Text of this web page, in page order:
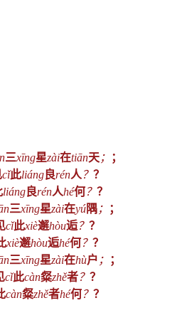
三xīng星zài在tiān天； ；
cǐ此liáng良rén人 ？ ？
liáng良rén人hé何？ ？
三xīng星zài在yú隅； ；
cǐ此xiè邂hòu逅？ ？
xiè邂hòu逅hé何？ ？
三xīng星zài在hù户 ； ；
cǐ此càn粲zhě者？ ？
càn粲zhě者hé何？ ？